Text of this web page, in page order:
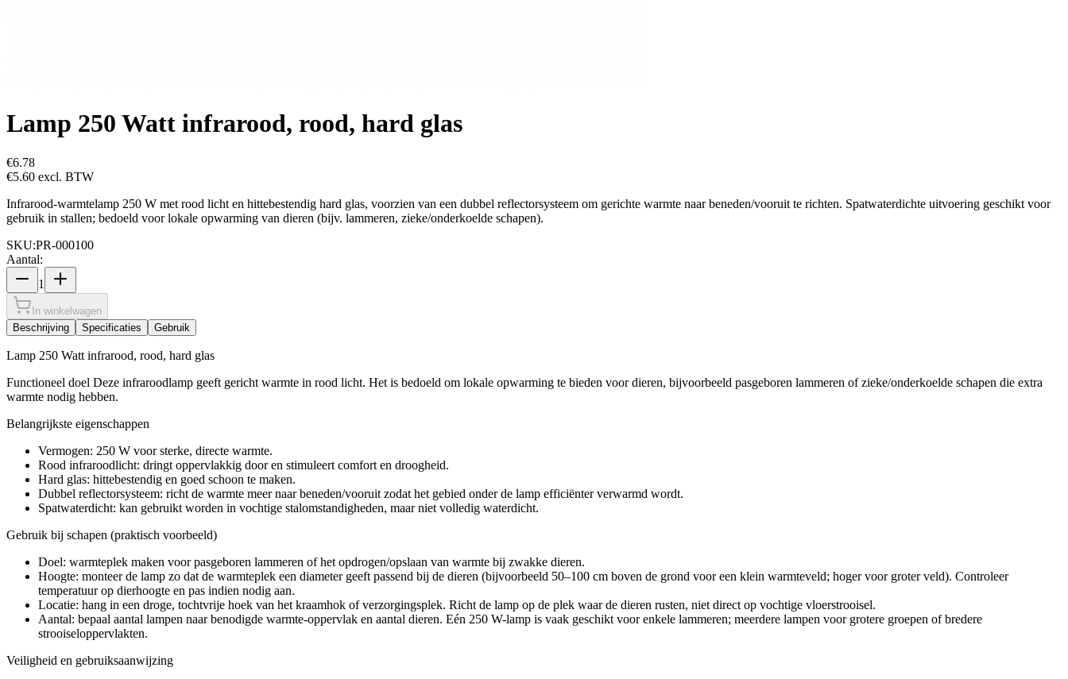
Lamp 250 Watt infrarood, rood, hard glas
€6.78
€5.60 excl. BTW
Infrarood-warmtelamp 250 W met rood licht en hittebestendig hard glas, voorzien van een dubbel reflectorsysteem om gerichte warmte naar beneden/vooruit te richten. Spatwaterdichte uitvoering geschikt voor
gebruik in stallen; bedoeld voor lokale opwarming van dieren (bijv. lammeren, zieke/onderkoelde schapen).
SKU:PR-000100
Aantal:
1
In winkelwagen
Beschrijving
Specificaties Gebruik
Lamp 250 Watt infrarood, rood, hard glas
Functioneel doel Deze infraroodlamp geeft gericht warmte in rood licht. Het is bedoeld om lokale opwarming te bieden voor dieren, bijvoorbeeld pasgeboren lammeren of zieke/onderkoelde schapen die extra
warmte nodig hebben.
Belangrijkste eigenschappen
Vermogen: 250 W voor sterke, directe warmte.
Rood infraroodlicht: dringt oppervlakkig door en stimuleert comfort en droogheid.
Hard glas: hittebestendig en goed schoon te maken.
Dubbel reflectorsysteem: richt de warmte meer naar beneden/vooruit zodat het gebied onder de lamp efficiënter verwarmd wordt.
Spatwaterdicht: kan gebruikt worden in vochtige stalomstandigheden, maar niet volledig waterdicht.
Gebruik bij schapen (praktisch voorbeeld)
Doel: warmteplek maken voor pasgeboren lammeren of het opdrogen/opslaan van warmte bij zwakke dieren.
Hoogte: monteer de lamp zo dat de warmteplek een diameter geeft passend bij de dieren (bijvoorbeeld 50–100 cm boven de grond voor een klein warmteveld; hoger voor groter veld). Controleer
temperatuur op dierhoogte en pas indien nodig aan.
Locatie: hang in een droge, tochtvrije hoek van het kraamhok of verzorgingsplek. Richt de lamp op de plek waar de dieren rusten, niet direct op vochtige vloerstrooisel.
Aantal: bepaal aantal lampen naar benodigde warmte-oppervlak en aantal dieren. Eén 250 W-lamp is vaak geschikt voor enkele lammeren; meerdere lampen voor grotere groepen of bredere
strooiseloppervlakten.
Veiligheid en gebruiksaanwijzing